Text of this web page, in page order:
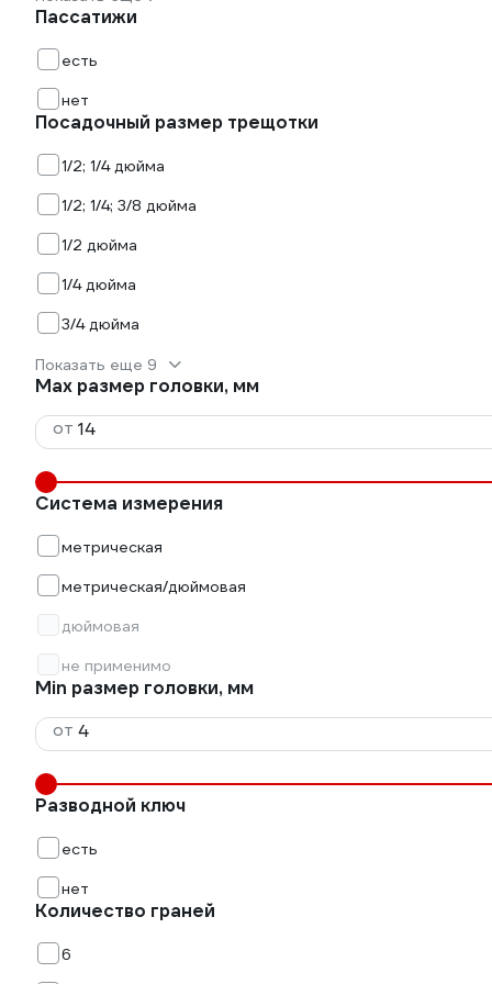
Пассатижи
есть
нет
Посадочный размер трещотки
1/2; 1/4 дюйма
1/2; 1/4; 3/8 дюйма
1/2 дюйма
1/4 дюйма
3/4 дюйма
Показать еще 9
Max размер головки, мм
от
Система измерения
метрическая
метрическая/дюймовая
дюймовая
не применимо
Min размер головки, мм
от
Разводной ключ
есть
нет
Количество граней
6